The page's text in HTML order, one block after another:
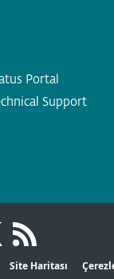
Portal
Support
Site Haritası